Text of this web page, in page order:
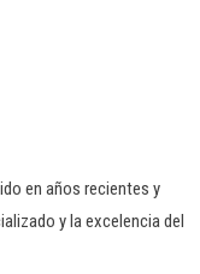
en años recientes y
y la excelencia del